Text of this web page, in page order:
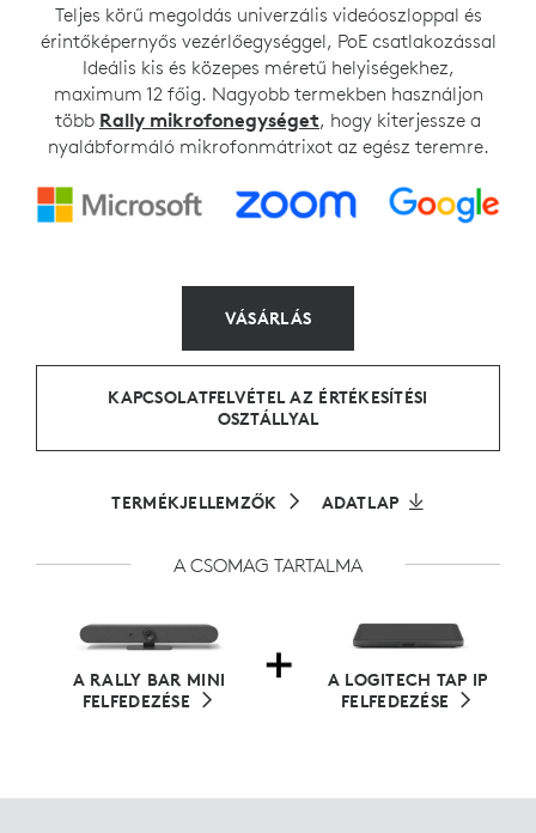
Teljes körű megoldás univerzális videóoszloppal és
érintőképernyős vezérlőegységgel, PoE csatlakozással
Ideális kis és közepes méretű helyiségekhez,
maximum 12 főig. Nagyobb termekben használjon
több Rally mikrofonegységet, hogy kiterjessze a
nyalábformáló mikrofonmátrixot az egész teremre.
VÁSÁRLÁS
KAPCSOLATFELVÉTEL AZ ÉRTÉKESÍTÉSI
OSZTÁLLYAL
TERMÉKJELLEMZŐK ADATLAP
A CSOMAG TARTALMA
A RALLY BAR MINI
FELFEDEZÉSE
A LOGITECH TAP IP
FELFEDEZÉSE